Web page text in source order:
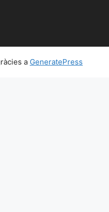
a GeneratePress